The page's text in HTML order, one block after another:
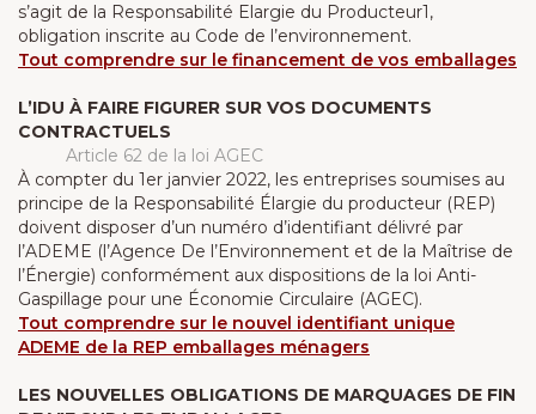
s’agit de la Responsabilité Elargie du Producteur1,
obligation inscrite au Code de l’environnement.
Tout comprendre sur le financement de vos emballages
L’IDU À FAIRE FIGURER SUR VOS DOCUMENTS
CONTRACTUELS
Article 62 de la loi AGEC
À compter du 1er janvier 2022, les entreprises soumises au
principe de la Responsabilité Élargie du producteur (REP)
doivent disposer d’un numéro d’identifiant délivré par
l’ADEME (l’Agence De l’Environnement et de la Maîtrise de
l’Énergie) conformément aux dispositions de la loi Anti-
Gaspillage pour une Économie Circulaire (AGEC).
Tout comprendre sur le nouvel identifiant unique
ADEME de la REP emballages ménagers
LES NOUVELLES OBLIGATIONS DE MARQUAGES DE FIN